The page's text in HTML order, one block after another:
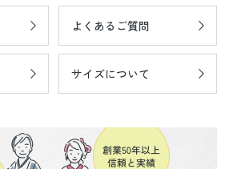
よくあるご質問
サイズについて